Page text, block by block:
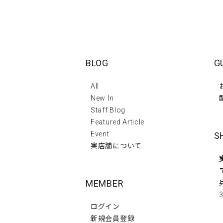
BLOG
All
New In
Staff Blog
Featured Article
Event
実店舗について
MEMBER
ログイン
新規会員登録